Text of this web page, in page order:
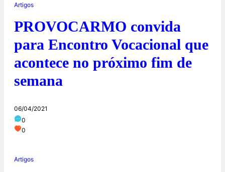
Artigos
PROVOCARMO convida
para Encontro Vocacional que
acontece no próximo fim de
semana
06/04/2021
0
0
Artigos